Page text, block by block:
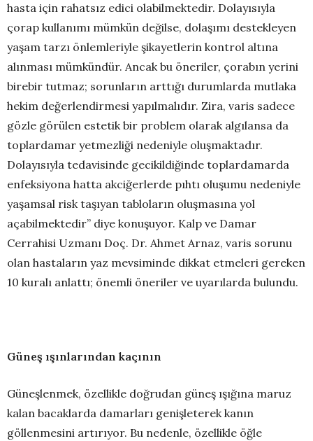
hasta için rahatsız edici olabilmektedir. Dolayısıyla
çorap kullanımı mümkün değilse, dolaşımı destekleyen
yaşam tarzı önlemleriyle şikayetlerin kontrol altına
alınması mümkündür. Ancak bu öneriler, çorabın yerini
birebir tutmaz; sorunların arttığı durumlarda mutlaka
hekim değerlendirmesi yapılmalıdır. Zira, varis sadece
gözle görülen estetik bir problem olarak algılansa da
toplardamar yetmezliği nedeniyle oluşmaktadır.
Dolayısıyla tedavisinde gecikildiğinde toplardamarda
enfeksiyona hatta akciğerlerde pıhtı oluşumu nedeniyle
yaşamsal risk taşıyan tabloların oluşmasına yol
açabilmektedir” diye konuşuyor. Kalp ve Damar
Cerrahisi Uzmanı Doç. Dr. Ahmet Arnaz, varis sorunu
olan hastaların yaz mevsiminde dikkat etmeleri gereken
10 kuralı anlattı; önemli öneriler ve uyarılarda bulundu.
Güneş ışınlarından kaçının
Güneşlenmek, özellikle doğrudan güneş ışığına maruz
kalan bacaklarda damarları genişleterek kanın
göllenmesini artırıyor. Bu nedenle, özellikle öğle